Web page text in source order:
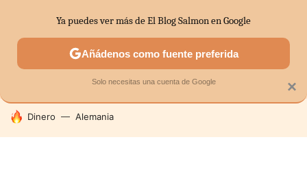
SECTORES ECONOMÍA DOMÉSTICA MERCADOS
HOY SE HABLA DE
Dinero Alemania
×
Ya puedes ver más de El Blog Salmon en Google
Añádenos como fuente preferida
Solo necesitas una cuenta de Google